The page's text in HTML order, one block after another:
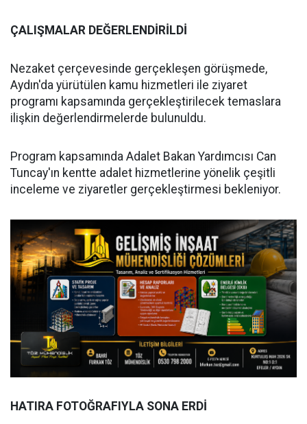
ÇALIŞMALAR DEĞERLENDİRİLDİ
Nezaket çerçevesinde gerçekleşen görüşmede,
Aydın'da yürütülen kamu hizmetleri ile ziyaret
programı kapsamında gerçekleştirilecek temaslara
ilişkin değerlendirmelerde bulunuldu.
Program kapsamında Adalet Bakan Yardımcısı Can
Tuncay'ın kentte adalet hizmetlerine yönelik çeşitli
inceleme ve ziyaretler gerçekleştirmesi bekleniyor.
HATIRA FOTOĞRAFIYLA SONA ERDİ